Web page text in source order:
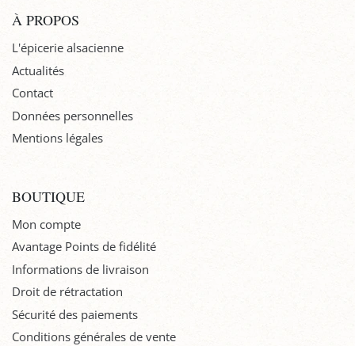
À PROPOS
L'épicerie alsacienne
Actualités
Contact
Données personnelles
Mentions légales
BOUTIQUE
Mon compte
Avantage Points de fidélité
Informations de livraison
Droit de rétractation
Sécurité des paiements
Conditions générales de vente